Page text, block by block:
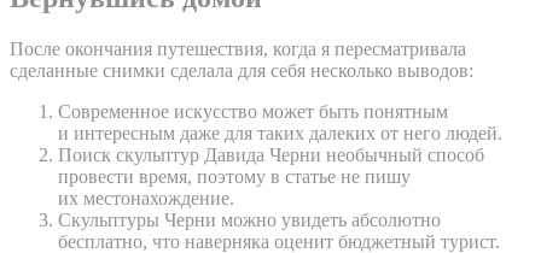
После окончания путешествия, когда я пересматривала
сделанные снимки сделала для себя несколько выводов:
Современное искусство может быть понятным
и интересным даже для таких далеких от него людей.
Поиск скульптур Давида Черни необычный способ
провести время, поэтому в статье не пишу
их местонахождение.
Скульптуры Черни можно увидеть абсолютно
бесплатно, что наверняка оценит бюджетный турист.